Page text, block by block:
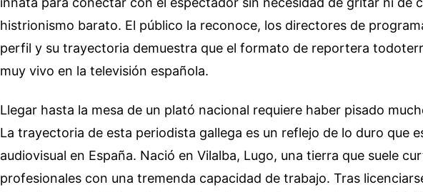
histrionismo barato. El público la reconoce, los directores de
perfil y su trayectoria demuestra que el formato de reportera
muy vivo en la televisión española.
Llegar hasta la mesa de un plató nacional requiere haber pisado
La trayectoria de esta periodista gallega es un reflejo de lo duro que
audiovisual en España. Nació en Vilalba, Lugo, una tierra que suele
profesionales con una tremenda capacidad de trabajo. Tras